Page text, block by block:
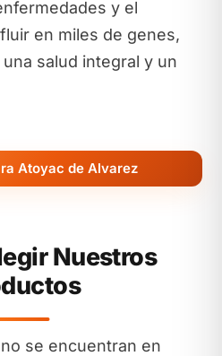
y el
en miles de genes,
salud integral y un
Atoyac de Alvarez
Nuestros
se encuentran en